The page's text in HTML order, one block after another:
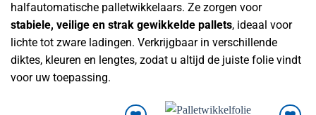
halfautomatische palletwikkelaars. Ze zorgen voor
stabiele, veilige en strak gewikkelde pallets, ideaal voor
lichte tot zware ladingen. Verkrijgbaar in verschillende
diktes, kleuren en lengtes, zodat u altijd de juiste folie vindt
voor uw toepassing.